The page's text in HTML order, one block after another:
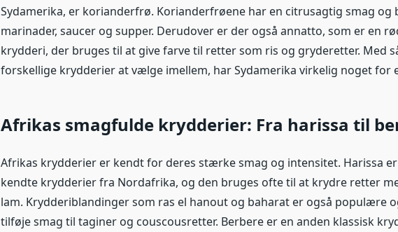
Sydamerika, er korianderfrø. Korianderfrøene har en citrusagtig smag og
marinader, saucer og supper. Derudover er der også annatto, som er en
krydderi, der bruges til at give farve til retter som ris og gryderetter. Med
forskellige krydderier at vælge imellem, har Sydamerika virkelig noget for
Afrikas smagfulde krydderier: Fra harissa til
Afrikas krydderier er kendt for deres stærke smag og intensitet. Harissa
kendte krydderier fra Nordafrika, og den bruges ofte til at krydre retter
lam. Krydderiblandinger som ras el hanout og baharat er også populære
tilføje smag til taginer og couscousretter. Berbere er en anden klassisk